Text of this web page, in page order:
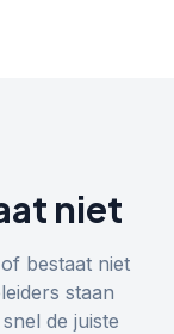
niet
bestaat niet
staan
de juiste